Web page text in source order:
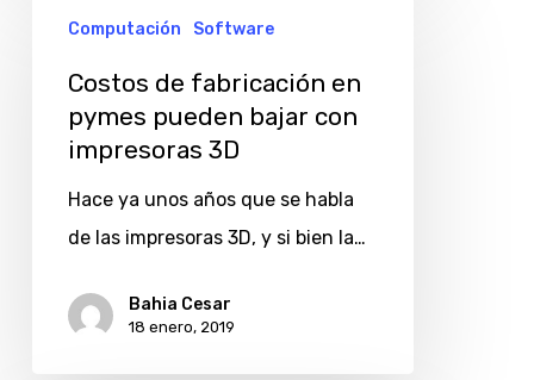
fabricación
pymes
pueden
impresoras
Computación Software
Costos de fabricación en
pymes pueden bajar con
impresoras 3D
Hace ya unos años que se habla
de las impresoras 3D, y si bien la…
Bahia Cesar
18 enero, 2019